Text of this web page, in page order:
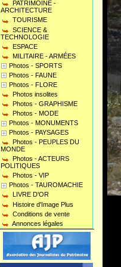
PATRIMOINE -
ARCHITECTURE
TOURISME
SCIENCE &
TECHNOLOGIE
ESPACE
MILITAIRE - ARMÉES
Photos - SPORTS
Photos - FAUNE
Photos - FLORE
Photos insolites
Photos - GRAPHISME
Photos - MODE
Photos - MONUMENTS
Photos - PAYSAGES
Photos - PEUPLES DU
MONDE
Photos - ACTEURS
POLITIQUES
Photos - VIP
Photos - TAUROMACHIE
LIVRE D'OR
Histoire d'Image Plus
Conditions de vente
Annonces légales